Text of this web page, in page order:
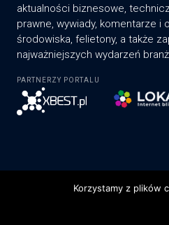
aktualności biznesowe,
prawne, wywiady, komentarze i
środowiska, felietony, a także
najważniejszych wydarzeń
PARTNERZY PORTALU
Korzystamy z plików